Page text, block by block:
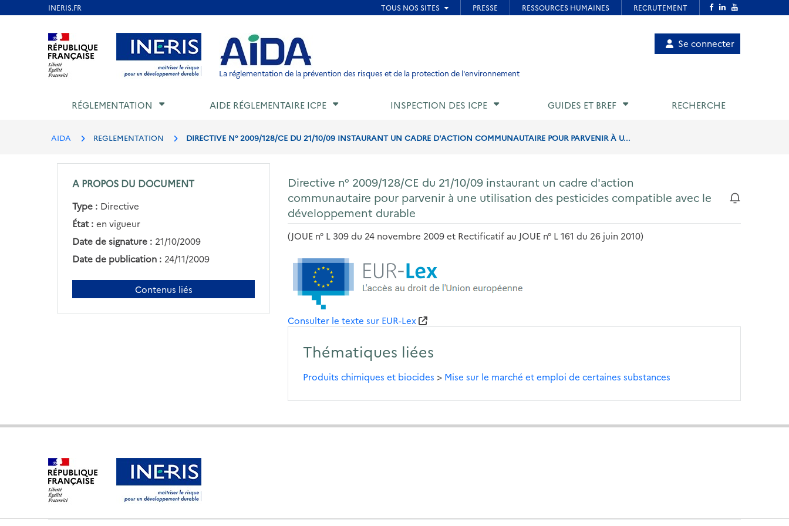
Aller au contenu Aller au menu Aller au pied de page
La réglementation de la prévention des risques et de la protection de l'environnement
Menu
utilisateur
Se connecter
RÉGLEMENTATION AIDE RÉGLEMENTAIRE ICPE INSPECTION DES ICPE GUIDES ET BREF RECHERCHE
AIDA REGLEMENTATION DIRECTIVE N° 2009/128/CE DU 21/10/09 INSTAURANT UN CADRE D'ACTION COMMUNAUTAIRE POUR PARVENIR À U...
A PROPOS DU DOCUMENT
Type : Directive
État : en vigueur
Date de signature : 21/10/2009
Date de publication : 24/11/2009
Contenus liés
Directive n° 2009/128/CE du 21/10/09 instaurant un cadre d'action
communautaire pour parvenir à une utilisation des pesticides compatible avec le
développement durable
(JOUE n° L 309 du 24 novembre 2009 et Rectificatif au JOUE n° L 161 du 26 juin 2010)
Consulter le texte sur EUR-Lex
Thématiques liées
Produits chimiques et biocides > Mise sur le marché et emploi de certaines substances